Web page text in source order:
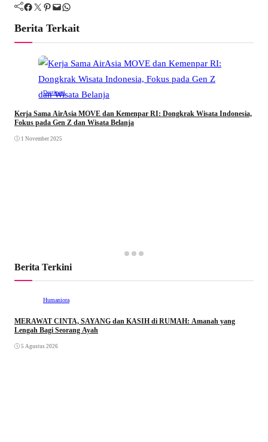
Facebook Twitter Pinterest Mail WhatsApp
Berita Terkait
Destinasi
Kerja Sama AirAsia MOVE dan Kemenpar RI: Dongkrak Wisata Indonesia,
Fokus pada Gen Z dan Wisata Belanja
1 November 2025
Berita Terkini
Humaniora
MERAWAT CINTA, SAYANG dan KASIH di RUMAH: Amanah yang
Lengah Bagi Seorang Ayah
5 Agustus 2026